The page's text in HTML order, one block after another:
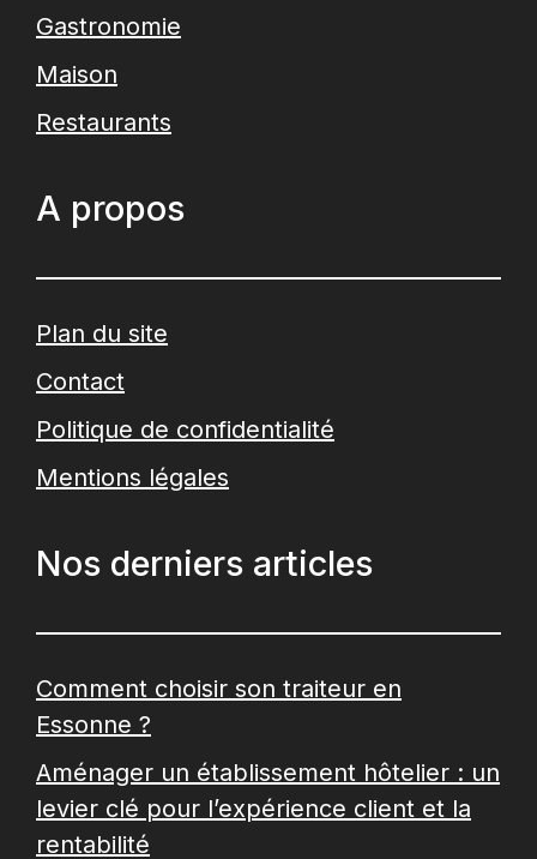
Gastronomie
Maison
Restaurants
A propos
Plan du site
Contact
Politique de confidentialité
Mentions légales
Nos derniers articles
Comment choisir son traiteur en
Essonne ?
Aménager un établissement hôtelier : un
levier clé pour l’expérience client et la
rentabilité